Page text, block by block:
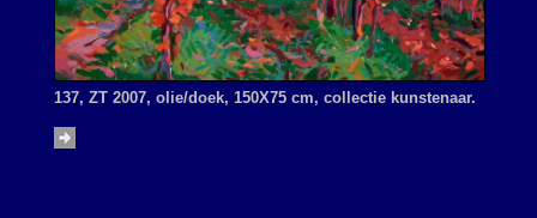
137, ZT 2007, olie/doek, 150X75 cm, collectie kunstenaar.